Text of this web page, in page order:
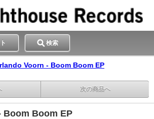
検索
Voorn - Boom Boom EP
次の商品へ
Boom Boom EP